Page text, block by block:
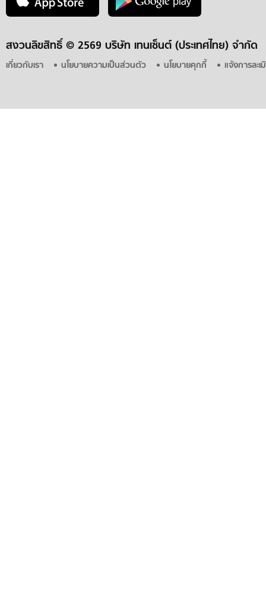
สงวนลิขสิทธิ์ © 2569 บริษัท เทนเซ็นต์ (ประเทศไทย) จำกัด
เกี่ยวกับเรา นโยบายความเป็นส่วนตัว นโยบายคุกกี้ แจ้งการละ